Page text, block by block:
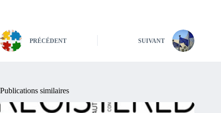
PRÉCÉDENT SUIVANT
Publications similaires